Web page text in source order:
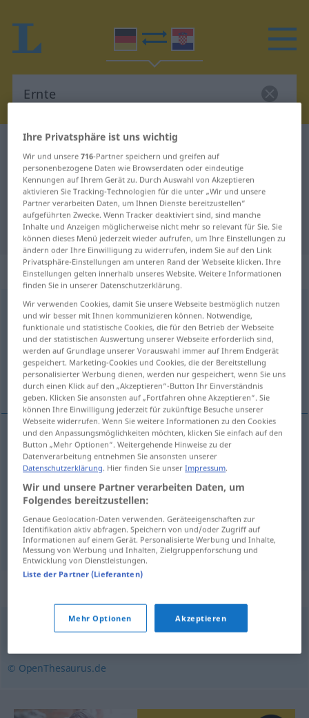
Deutsch-Kroatisch Wörterbuch
Deutsch-Kroatisch Übersetzung für
"Ernte"
"Ernte" Kroatisch Übersetzung
„Ernte“: Femininum
Erntef <Ernte;-n>
Übersicht aller Übersetzungen
(Für mehr Details die Übersetzung anklicken/antippen)
žetva, berba, žetveni, berbeni
žetva Ernte Getreide
berba ErnteObst
žetveni, berbeni Ernte IN ZSSGN
Lese
© OpenThesaurus.de
Ihre Privatsphäre ist uns wichtig
Wir und unsere716-Partner speichern und greifen auf
personenbezogene Daten wie Browserdaten oder eindeutige
Kennungen auf Ihrem Gerät zu. Durch Auswahl von Akzeptieren
aktivieren Sie Tracking-Technologien für die unter „Wir und unsere
Partner verarbeiten Daten, um Ihnen Dienste bereitzustellen“
aufgeführten Zwecke. Wenn Tracker deaktiviert sind, sind manche
Inhalte und Anzeigen möglicherweise nicht mehr so relevant für Sie. Sie
können dieses Menü jederzeit wieder aufrufen, um Ihre Einstellungen zu
ändern oder Ihre Einwilligung zu widerrufen, indem Sie auf den Link
Privatsphäre-Einstellungen am unteren Rand der Webseite klicken. Ihre
Einstellungen gelten innerhalb unseres Website. Weitere Informationen
finden Sie in unserer Datenschutzerklärung.
Wir verwenden Cookies, damit Sie unsere Webseite bestmöglich nutzen
und wir besser mit Ihnen kommunizieren können. Notwendige,
funktionale und statistische Cookies, die für den Betrieb der Webseite
und der statistischen Auswertung unserer Webseite erforderlich sind,
werden auf Grundlage unserer Vorauswahl immer auf Ihrem Endgerät
gespeichert. Marketing-Cookies und Cookies, die der Bereitstellung
personalisierter Werbung dienen, werden nur gespeichert, wenn Sie uns
durch einen Klick auf den „Akzeptieren“-Button Ihr Einverständnis
geben. Klicken Sie ansonsten auf „Fortfahren ohne Akzeptieren“. Sie
können Ihre Einwilligung jederzeit für zukünftige Besuche unserer
Webseite widerrufen. Wenn Sie weitere Informationen zu den Cookies
und den Anpassungsmöglichkeiten möchten, klicken Sie einfach auf den
Button „Mehr Optionen“. Weitergehende Hinweise zu der
Datenverarbeitung entnehmen Sie ansonsten unserer
Datenschutzerklärung. Hier finden Sie unserImpressum.
Wir und unsere Partner verarbeiten Daten, um
Folgendes bereitzustellen:
Genaue Geolocation-Daten verwenden. Geräteeigenschaften zur
Identifikation aktiv abfragen. Speichern von und/oder Zugriff auf
Informationen auf einem Gerät. Personalisierte Werbung und Inhalte,
Messung von Werbung und Inhalten, Zielgruppenforschung und
Entwicklung von Dienstleistungen.
Liste der Partner (Lieferanten)
Mehr Optionen Akzeptieren